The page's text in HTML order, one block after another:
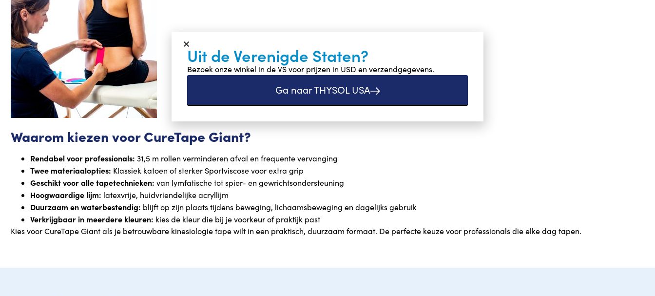
Waarom kiezen voor CureTape Giant?
Rendabel voor professionals: 31,5 m rollen verminderen afval en frequente vervanging
Twee materiaalopties: Klassiek katoen of sterker Sportviscose voor extra grip
Geschikt voor alle tapetechnieken: van lymfatische tot spier- en gewrichtsondersteuning
Hoogwaardige lijm: latexvrije, huidvriendelijke acryllijm
Duurzaam en waterbestendig: blijft op zijn plaats tijdens beweging, lichaamsbeweging en dagelijks gebruik
Verkrijgbaar in meerdere kleuren: kies de kleur die bij je voorkeur of praktijk past
Kies voor CureTape Giant als je betrouwbare kinesiologie tape wilt in een praktisch, duurzaam formaat. De perfecte keuze voor professionals die elke dag tapen.
Uit de Verenigde Staten?
Bezoek onze winkel in de VS voor prijzen in USD en verzendgegevens.
Ga naar THYSOL USA